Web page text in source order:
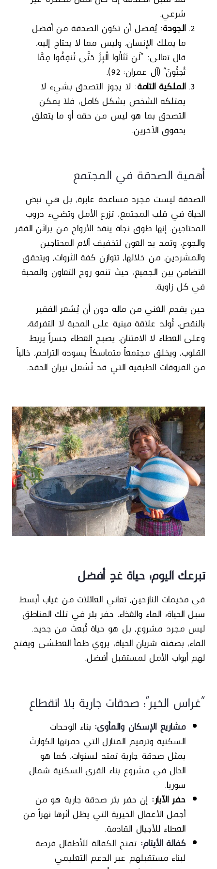
شرعي.
الجودة: يُفضل أن تكون الصدقة من أفضل
ما يملك الإنسان، وليس مما لا يحتاج إليه،
قال تعالى: “لَن تَنَالُوا الْبِرَّ حَتَّى تُنفِقُوا مِمَّا
تُحِبُّونَ” (آل عمران: 92).
الملكية التامة: لا يجوز التصدق بشيء لا
يمتلكه الشخص بشكل كامل، فلا يمكن
التصدق بما هو ليس من حقه أو ما يتعلق
بحقوق الآخرين.
أهمية الصدقة في المجتمع
الصدقة ليست مجرد مساعدة عابرة، بل هي نبض
الحياة في قلب المجتمع، تزرع الأمل وتضيء دروب
المحتاجين. إنها طوق نجاة ينقذ الأرواح من براثن الفقر
والجوع، وتمد يد العون لتخفيف آلام المحتاجين
والمشردين. من خلالها، تتوازن كفة الثروات، ويتحقق
التضامن بين الجميع، حيث تنمو روح التعاون والمحبة
في كل زاوية.
حين يقدم الغني من ماله دون أن يُشعر الفقير
بالنقص، تُولد علاقة مبنية على المحبة لا التفرقة،
وعلى العطاء لا الامتنان. يصبح العطاء جسراً يربط
القلوب، ويخلق مجتمعاً متماسكاً يسوده التراحم، خالياً
من الفروقات الطبقية التي قد تُشعل نيران الحقد.
تبرعك اليوم… حياة غدٍ أفضل
في مخيمات النازحين، تعاني العائلات من غياب أبسط
سبل الحياة؛ الماء والغذاء. حفر بئر في تلك المناطق
ليس مجرد مشروع، بل هو حياة تُبعث من جديد.
الماء، بصفته شريان الحياة، يروي ظمأ العطشى ويفتح
لهم أبواب الأمل لمستقبل أفضل.
“غراس الخير”… صدقات جارية بلا انقطاع
مشاريع الإسكان والمأوى: بناء الوحدات
السكنية وترميم المنازل التي دمرتها الكوارث
يمثل صدقة جارية تمتد لسنوات، كما هو
الحال في مشروع بناء القرى السكنية شمال
سوريا.
حفر الآبار: إن حفر بئر صدقة جارية هو من
أجمل الأعمال الخيرية التي يظل أثرها نهراً من
العطاء للأجيال القادمة.
كفالة الأيتام: تمنح الكفالة للأطفال فرصة
لبناء مستقبلهم عبر الدعم التعليمي